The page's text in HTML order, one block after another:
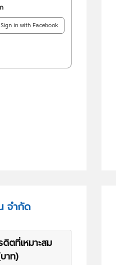
in with Facebook
จำกัด
ดิตที่เหมาะสม
าท)